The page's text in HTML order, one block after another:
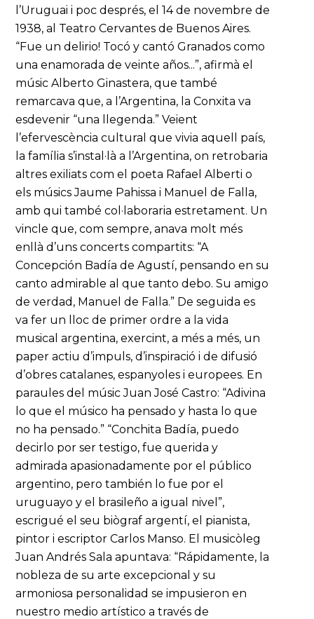
l’Uruguai i poc després, el 14 de novembre de
1938, al Teatro Cervantes de Buenos Aires.
“Fue un delirio! Tocó y cantó Granados como
una enamorada de veinte años...”, afirmà el
músic Alberto Ginastera, que també
remarcava que, a l’Argentina, la Conxita va
esdevenir “una llegenda.” Veient
l’efervescència cultural que vivia aquell país,
la família s’instal·là a l’Argentina, on retrobaria
altres exiliats com el poeta Rafael Alberti o
els músics Jaume Pahissa i Manuel de Falla,
amb qui també col·laboraria estretament. Un
vincle que, com sempre, anava molt més
enllà d’uns concerts compartits: “A
Concepción Badía de Agustí, pensando en su
canto admirable al que tanto debo. Su amigo
de verdad, Manuel de Falla.” De seguida es
va fer un lloc de primer ordre a la vida
musical argentina, exercint, a més a més, un
paper actiu d’impuls, d’inspiració i de difusió
d’obres catalanes, espanyoles i europees. En
paraules del músic Juan José Castro: “Adivina
lo que el músico ha pensado y hasta lo que
no ha pensado.” “Conchita Badía, puedo
decirlo por ser testigo, fue querida y
admirada apasionadamente por el público
argentino, pero también lo fue por el
uruguayo y el brasileño a igual nivel”,
escrigué el seu biògraf argentí, el pianista,
pintor i escriptor Carlos Manso. El musicòleg
Juan Andrés Sala apuntava: “Rápidamente, la
nobleza de su arte excepcional y su
armoniosa personalidad se impusieron en
nuestro medio artístico a través de